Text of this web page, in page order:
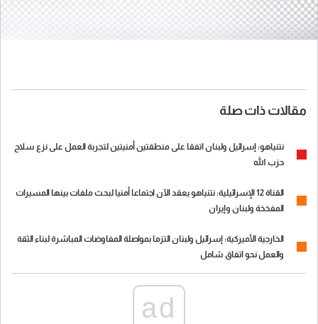
مقالات ذات صلة
نتنياهو: إسرائيل ولبنان اتفقا على منطقتين أمنيتين لتجربة العمل على نزع سلاح
حزب الله
القناة 12 الإسرائيلية: نتنياهو يعقد الآن اجتماعا أمنيا لبحث ملفات بينها المسيرات
المفخخة ولبنان وإيران
الخارجية الأميركية: إسرائيل ولبنان التزما بمواصلة المفاوضات المباشرة لبناء الثقة
والعمل نحو اتفاق شامل
ad